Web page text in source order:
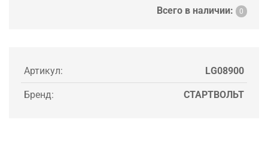
Всего в наличии: 0
Артикул: LG08900
Бренд: СТАРТВОЛЬТ